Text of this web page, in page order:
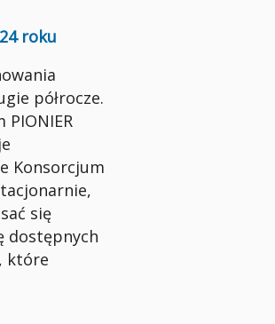
roku
półrocze.
Konsorcjum
się
dostępnych
które